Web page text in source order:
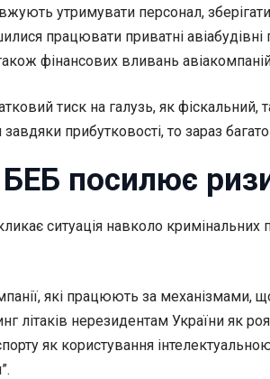
утримувати персонал,
працювати приватні
фінансових вливань
тиск на галузь, як фіскальний,
прибутковості, то зараз
посилює
ситуація навколо кримінальних
які працюють за механізмами,
літаків нерезидентам України як
як користування